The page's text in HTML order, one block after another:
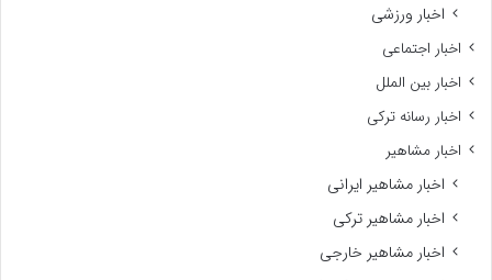
اخبار ورزشی
اخبار اجتماعی
اخبار بین الملل
اخبار رسانه ترکی
اخبار مشاهیر
اخبار مشاهیر ایرانی
اخبار مشاهیر ترکی
اخبار مشاهیر خارجی